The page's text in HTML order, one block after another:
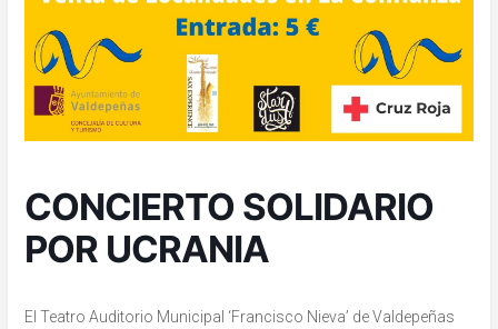
CONCIERTO SOLIDARIO
POR UCRANIA
El Teatro Auditorio Municipal ‘Francisco Nieva’ de Valdepeñas